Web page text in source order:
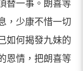
替一事。朗喜等
，少康不惜一切
如何揭發九妹的
恩情，把朗喜等